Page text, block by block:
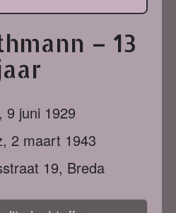
– 13
9 juni 1929
2 maart 1943
19, Breda